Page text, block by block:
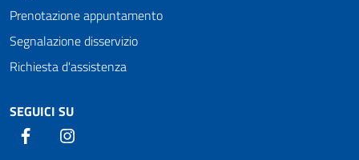
Prenotazione appuntamento
Segnalazione disservizio
Richiesta d'assistenza
SEGUICI SU
Facebook